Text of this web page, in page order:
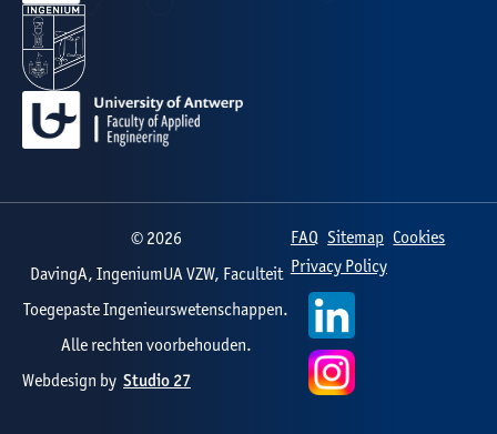
© 2026
DavingA, IngeniumUA VZW, Faculteit
Toegepaste Ingenieurswetenschappen.
Alle rechten voorbehouden.
Webdesign by Studio 27
FAQ Sitemap Cookies
Privacy Policy